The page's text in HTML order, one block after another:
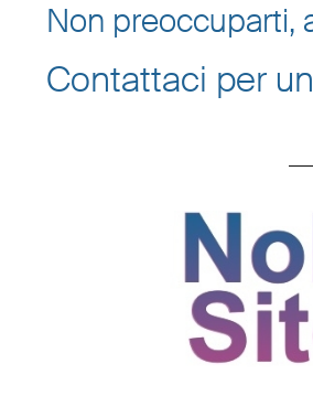
Non preoccuparti,
Contattaci per